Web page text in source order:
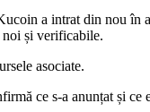
a intrat din nou în
și verificabile.
asociate.
ce s-a anunțat și ce